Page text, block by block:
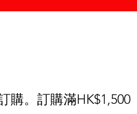
購。訂購滿HK$1,500